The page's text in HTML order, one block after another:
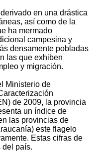
en una drástica
así como de la
ha mermado
campesina y
densamente pobladas
las que exhiben
y migración.
Ministerio de
de 2009, la provincia
un índice de
las provincias de
este flagelo
Estas cifras de
del país.